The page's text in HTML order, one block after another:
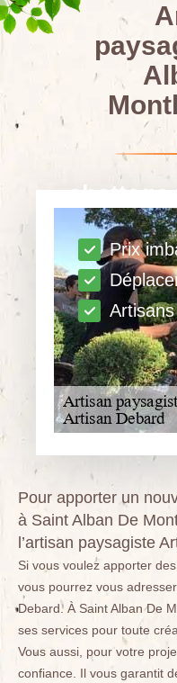
abattage
Prix
Pour apporter un
à Saint Alban De
l’artisan paysagiste
Si vous voulez apporter
vous pourrez vous
Debard. À Saint Alban De
ses services pour toute
Vous aussi, pour votre
confiance. Il vous garantit